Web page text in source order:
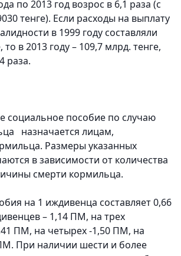
по 2013 год возрос в 6,1 раза (с
тенге). Если расходы на выплату
в 1999 году составляли
то в 2013 году – 109,7 млрд. тенге,
раза.
социальное пособие по случаю
назначается лицам,
Размеры указанных
в зависимости от количества
смерти кормильца.
на 1 иждивенца составляет 0,66
– 1,14 ПМ, на трех
ПМ, на четырех -1,50 ПМ, на
При наличии шести и более